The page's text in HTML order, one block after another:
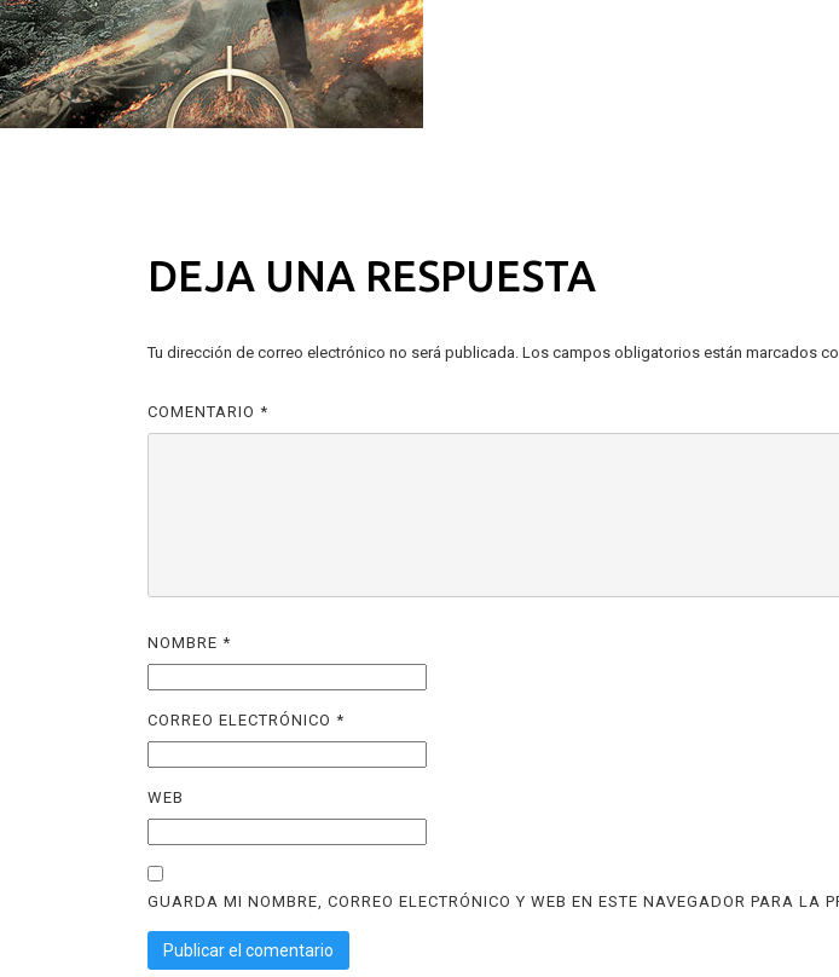
ENTRADASDEJA UNA RESPUESTA
Tu dirección de correo electrónico no será publicada. Los campos obligatorios están marcados
COMENTARIO *
NOMBRE *
CORREO ELECTRÓNICO *
WEB
GUARDA MI NOMBRE, CORREO ELECTRÓNICO Y WEB EN ESTE NAVEGADOR PARA LA